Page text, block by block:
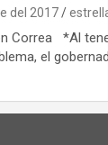
del 2017
Correa *Al
el